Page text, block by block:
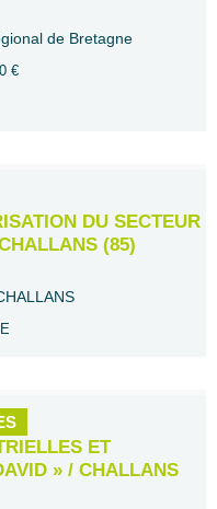
de Bretagne
€
DU SECTEUR
(85)
ET
» / CHALLANS